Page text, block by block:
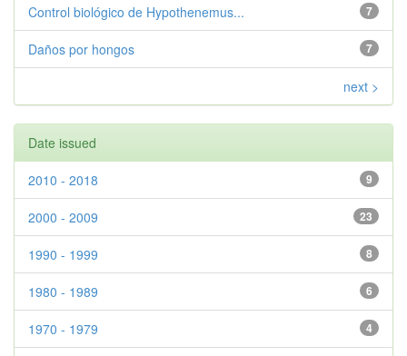
7
Control biológico de Hypothenemus...
7
Daños por hongos
next >
Date issued
9
2010 - 2018
23
2000 - 2009
8
1990 - 1999
6
1980 - 1989
4
1970 - 1979